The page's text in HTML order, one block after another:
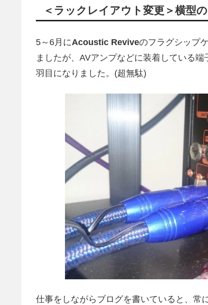
＜ラックレイアウト変更＞横型
5～6月にAcoustic Reviveのフラグシップ
ましたが、AVアンプなどに装着している
羽目になりました。(超無駄)
仕事をしながらブログを書いていると、常